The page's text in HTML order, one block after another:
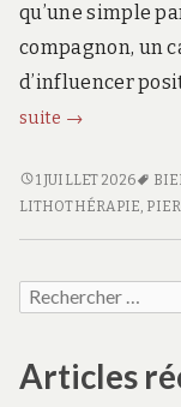
qu’une simple
compagnon, un
d’influencer
suite
Plus
accessoire
:
Comment
bracelet
pierres
naturelles
→
PLUS
QU’UN
COMMENT
UN
EN
PIERRES
1 JUILLET 2026
LITHOTHÉRAPIE,
Recherche
Articles